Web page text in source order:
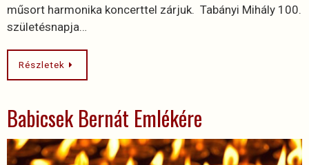
műsort harmonika koncerttel zárjuk. Tabányi Mihály 100.
születésnapja…
Részletek
Babicsek Bernát Emlékére